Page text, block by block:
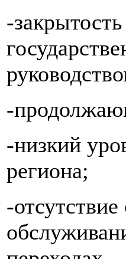
-
-
-низкий
региона;
-